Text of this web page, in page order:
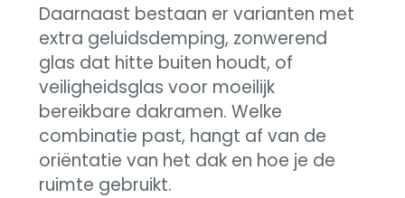
Daarnaast bestaan er varianten met
extra geluidsdemping, zonwerend
glas dat hitte buiten houdt, of
veiligheidsglas voor moeilijk
bereikbare dakramen. Welke
combinatie past, hangt af van de
oriëntatie van het dak en hoe je de
ruimte gebruikt.